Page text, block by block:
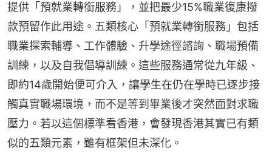
提供「預就業轉銜服務」，並把最少15%職業復康撥
款預留作此用途。五類核心「預就業轉銜服務」包括
職業探索輔導、工作體驗、升學途徑諮詢、職場預備
訓練，以及自我倡導訓練。這些服務通常從九年級、
即約14歲開始便可介入，讓學生在仍在學時已逐步接
觸真實職場環境，而不是等到畢業後才突然面對求職
壓力。若以這個標準看香港，會發現香港其實已有類
似的五類元素，雖有框架但未深化。